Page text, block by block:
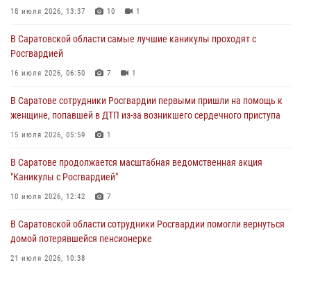
Росгвардией
В Саратове сотрудники Росгвардии первыми пришли на помощь к
женщине, попавшей в ДТП из-за возникшего сердечного приступа
В Саратове продолжается масштабная ведомственная акция
"Каникулы с Росгвардией"
В Саратовской области при содействии спецназа Росгвардии
задержан подозреваемый в незаконном обороте наркотиков
18 июля 2026, 13:37 10 1
В Саратовской области самые лучшие каникулы проходят с
Росгвардией
16 июля 2026, 06:50 7 1
В Саратове сотрудники Росгвардии первыми пришли на помощь к
женщине, попавшей в ДТП из-за возникшего сердечного приступа
15 июля 2026, 05:59 1
В Саратове продолжается масштабная ведомственная акция
"Каникулы с Росгвардией"
10 июля 2026, 12:42 7
В Саратовской области сотрудники Росгвардии помогли вернуться
домой потерявшейся пенсионерке
21 июля 2026, 10:38